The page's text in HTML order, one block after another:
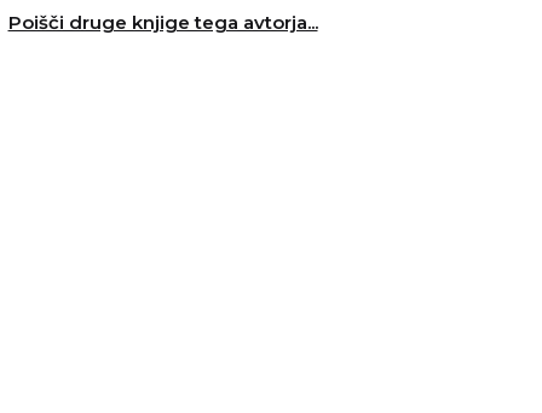
Poišči druge knjige tega avtorja...